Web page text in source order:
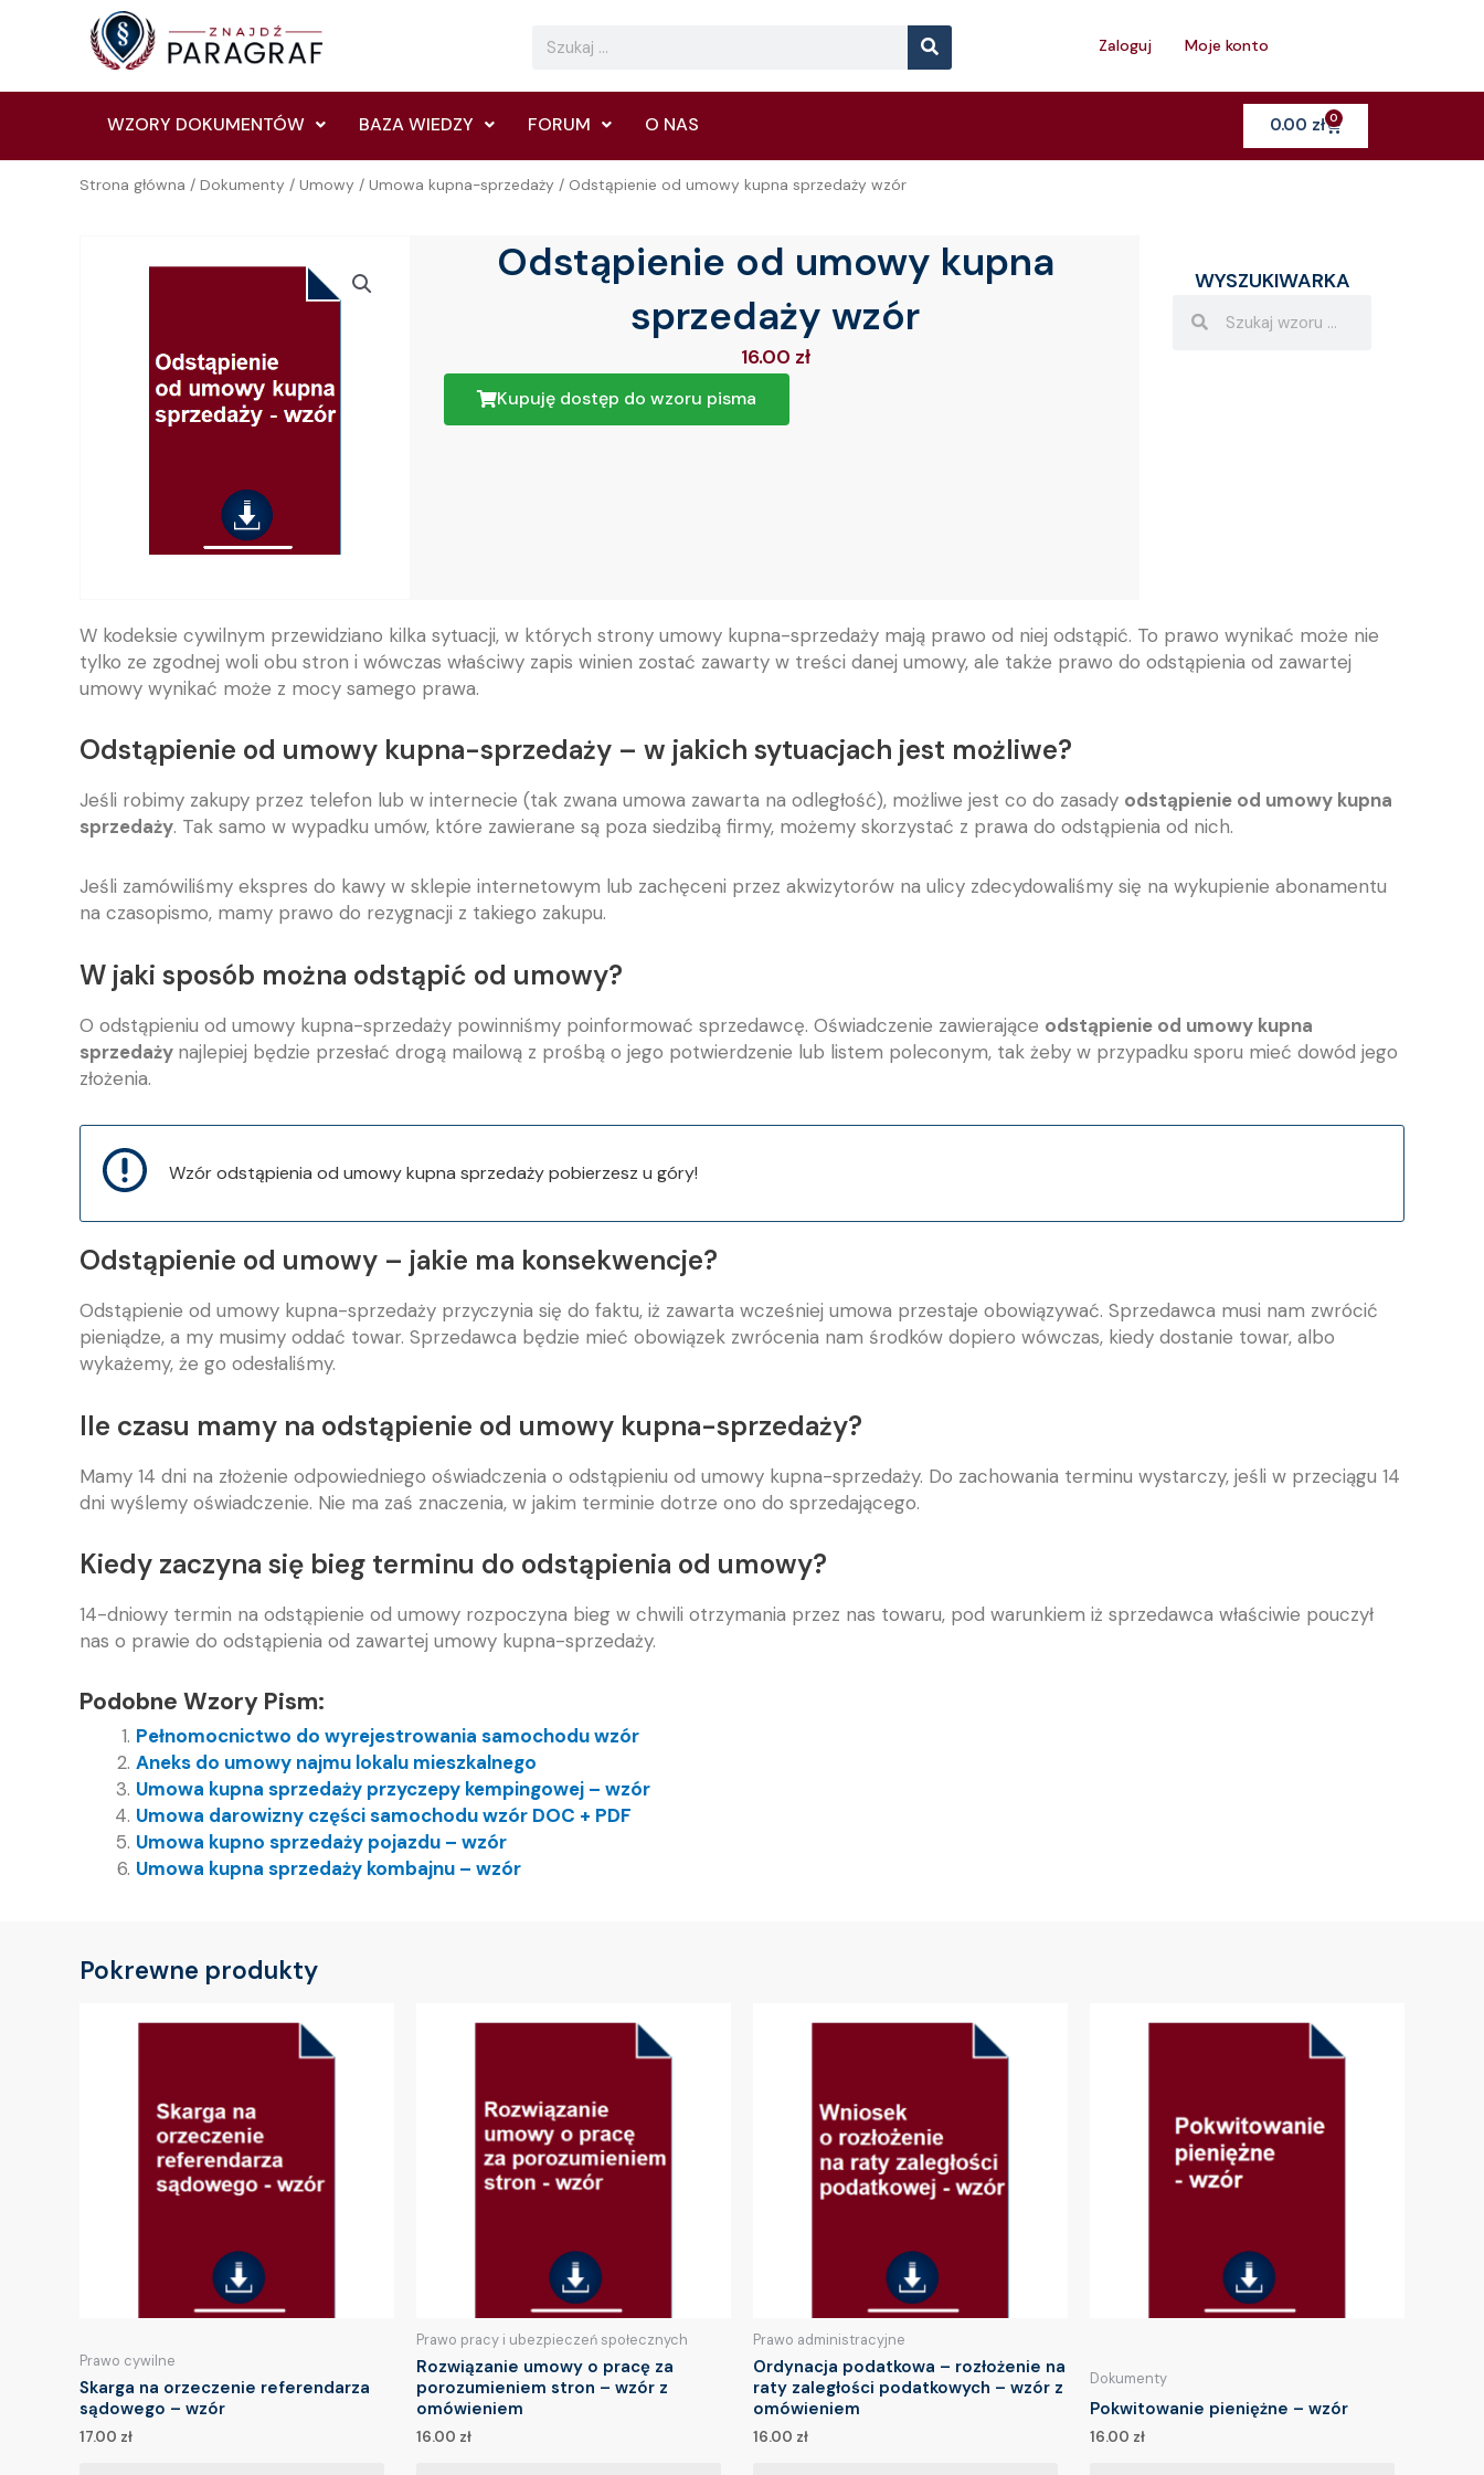
Search Search
Zaloguj Moje konto
WZORY DOKUMENTÓW BAZA WIEDZY FORUM O NAS 0.00 zł 0Cart
Strona główna / Dokumenty / Umowy / Umowa kupna-sprzedaży / Odstąpienie od umowy kupna sprzedaży wzór
Odstąpienie od umowy kupna
sprzedaży wzór
16.00 zł
Kupuję dostęp do wzoru pisma
WYSZUKIWARKA
W kodeksie cywilnym przewidziano kilka sytuacji, w których strony umowy kupna-sprzedaży mają prawo od niej odstąpić. To prawo wynikać może nie
tylko ze zgodnej woli obu stron i wówczas właściwy zapis winien zostać zawarty w treści danej umowy, ale także prawo do odstąpienia od zawartej
umowy wynikać może z mocy samego prawa.
Odstąpienie od umowy kupna-sprzedaży – w jakich sytuacjach jest możliwe?
Jeśli robimy zakupy przez telefon lub w internecie (tak zwana umowa zawarta na odległość), możliwe jest co do zasady odstąpienie od umowy kupna
sprzedaży. Tak samo w wypadku umów, które zawierane są poza siedzibą firmy, możemy skorzystać z prawa do odstąpienia od nich.
Jeśli zamówiliśmy ekspres do kawy w sklepie internetowym lub zachęceni przez akwizytorów na ulicy zdecydowaliśmy się na wykupienie abonamentu
na czasopismo, mamy prawo do rezygnacji z takiego zakupu.
W jaki sposób można odstąpić od umowy?
O odstąpieniu od umowy kupna-sprzedaży powinniśmy poinformować sprzedawcę. Oświadczenie zawierające odstąpienie od umowy kupna
sprzedaży najlepiej będzie przesłać drogą mailową z prośbą o jego potwierdzenie lub listem poleconym, tak żeby w przypadku sporu mieć dowód jego
złożenia.
Wzór odstąpienia od umowy kupna sprzedaży pobierzesz u góry!
Odstąpienie od umowy – jakie ma konsekwencje?
Odstąpienie od umowy kupna-sprzedaży przyczynia się do faktu, iż zawarta wcześniej umowa przestaje obowiązywać. Sprzedawca musi nam zwrócić
pieniądze, a my musimy oddać towar. Sprzedawca będzie mieć obowiązek zwrócenia nam środków dopiero wówczas, kiedy dostanie towar, albo
wykażemy, że go odesłaliśmy.
Ile czasu mamy na odstąpienie od umowy kupna-sprzedaży?
Mamy 14 dni na złożenie odpowiedniego oświadczenia o odstąpieniu od umowy kupna-sprzedaży. Do zachowania terminu wystarczy, jeśli w przeciągu 14
dni wyślemy oświadczenie. Nie ma zaś znaczenia, w jakim terminie dotrze ono do sprzedającego.
Kiedy zaczyna się bieg terminu do odstąpienia od umowy?
14-dniowy termin na odstąpienie od umowy rozpoczyna bieg w chwili otrzymania przez nas towaru, pod warunkiem iż sprzedawca właściwie pouczył
nas o prawie do odstąpienia od zawartej umowy kupna-sprzedaży.
Podobne Wzory Pism:
Pełnomocnictwo do wyrejestrowania samochodu wzór
Aneks do umowy najmu lokalu mieszkalnego
Umowa kupna sprzedaży przyczepy kempingowej – wzór
Umowa darowizny części samochodu wzór DOC + PDF
Umowa kupno sprzedaży pojazdu – wzór
Umowa kupna sprzedaży kombajnu – wzór
Pokrewne produkty
Prawo cywilne
Skarga na orzeczenie referendarza
sądowego – wzór
17.00 zł
Prawo pracy i ubezpieczeń społecznych
Rozwiązanie umowy o pracę za
porozumieniem stron – wzór z
omówieniem
16.00 zł
Prawo administracyjne
Ordynacja podatkowa – rozłożenie na
raty zaległości podatkowych – wzór z
omówieniem
16.00 zł
Dokumenty
Pokwitowanie pieniężne – wzór
16.00 zł